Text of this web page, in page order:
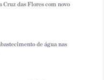
Cruz das Flores com novo
de água nas